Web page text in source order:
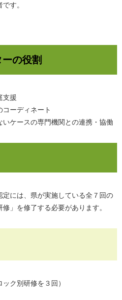
す。
の役割
支援
コーディネート
いケースの専門機関との連携・協働
定には、県が実施している全７回の
」を修了する必要があります。
ク別研修を３回）